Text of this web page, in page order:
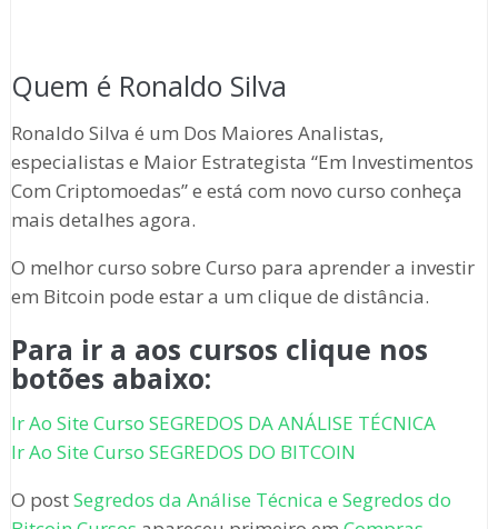
Quem é Ronaldo Silva
Ronaldo Silva é um Dos Maiores Analistas,
especialistas e Maior Estrategista “Em Investimentos
Com Criptomoedas” e está com novo curso conheça
mais detalhes agora.
O melhor curso sobre Curso para aprender a investir
em Bitcoin pode estar a um clique de distância.
Para ir a aos cursos clique nos
botões abaixo:
Ir Ao Site Curso SEGREDOS DA ANÁLISE TÉCNICA
Ir Ao Site Curso SEGREDOS DO BITCOIN
O postSegredos da Análise Técnica e Segredos do